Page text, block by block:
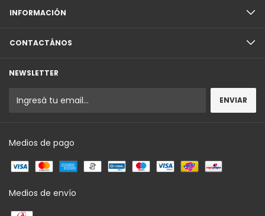
INFORMACIÓN
CONTACTÁNOS
NEWSLETTER
Medios de pago
Medios de envío